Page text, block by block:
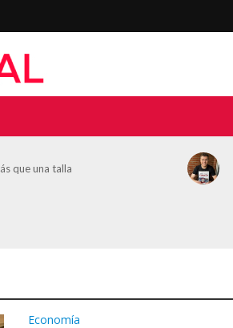
que estaba seguro, funcionó»
Economía